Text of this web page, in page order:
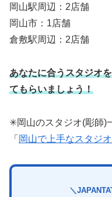
岡山駅周辺：2店舗
岡山市：1店舗
倉敷駅周辺：2店舗
あなたに合うスタジオ
てもらいましょう！
✳︎岡山のスタジオ(彫師)
「 岡山で上手なスタジ
＼